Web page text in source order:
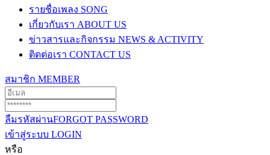
รายชื่อเพลง SONG
เกี่ยวกับเรา ABOUT US
ข่าวสารและกิจกรรม NEWS & ACTIVITY
ติดต่อเรา CONTACT US
สมาชิก MEMBER
ลืมรหัสผ่านFORGOT PASSWORD
เข้าสู่ระบบ LOGIN
หรือ